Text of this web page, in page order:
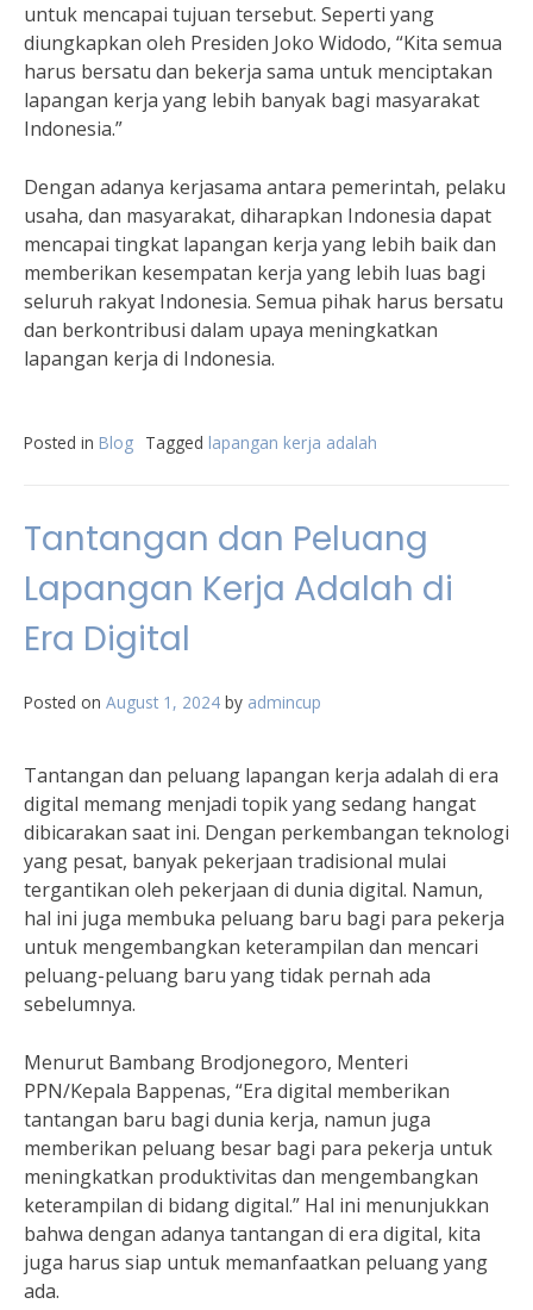
untuk mencapai tujuan tersebut. Seperti yang
diungkapkan oleh Presiden Joko Widodo, “Kita semua
harus bersatu dan bekerja sama untuk menciptakan
lapangan kerja yang lebih banyak bagi masyarakat
Indonesia.”
Dengan adanya kerjasama antara pemerintah, pelaku
usaha, dan masyarakat, diharapkan Indonesia dapat
mencapai tingkat lapangan kerja yang lebih baik dan
memberikan kesempatan kerja yang lebih luas bagi
seluruh rakyat Indonesia. Semua pihak harus bersatu
dan berkontribusi dalam upaya meningkatkan
lapangan kerja di Indonesia.
Posted in Blog Tagged lapangan kerja adalah
Tantangan dan Peluang
Lapangan Kerja Adalah di
Era Digital
Posted on August 1, 2024 by admincup
Tantangan dan peluang lapangan kerja adalah di era
digital memang menjadi topik yang sedang hangat
dibicarakan saat ini. Dengan perkembangan teknologi
yang pesat, banyak pekerjaan tradisional mulai
tergantikan oleh pekerjaan di dunia digital. Namun,
hal ini juga membuka peluang baru bagi para pekerja
untuk mengembangkan keterampilan dan mencari
peluang-peluang baru yang tidak pernah ada
sebelumnya.
Menurut Bambang Brodjonegoro, Menteri
PPN/Kepala Bappenas, “Era digital memberikan
tantangan baru bagi dunia kerja, namun juga
memberikan peluang besar bagi para pekerja untuk
meningkatkan produktivitas dan mengembangkan
keterampilan di bidang digital.” Hal ini menunjukkan
bahwa dengan adanya tantangan di era digital, kita
juga harus siap untuk memanfaatkan peluang yang
ada.